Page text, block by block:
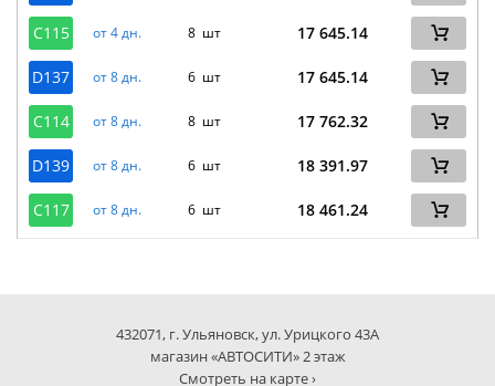
C115 от 4 дн. 8 шт 17 645.14
D137 от 8 дн. 6 шт 17 645.14
C114 от 8 дн. 8 шт 17 762.32
D139 от 8 дн. 6 шт 18 391.97
C117 от 8 дн. 6 шт 18 461.24
432071, г. Ульяновск, ул. Урицкого 43А
магазин «АВТОСИТИ» 2 этаж
Смотреть на карте ›